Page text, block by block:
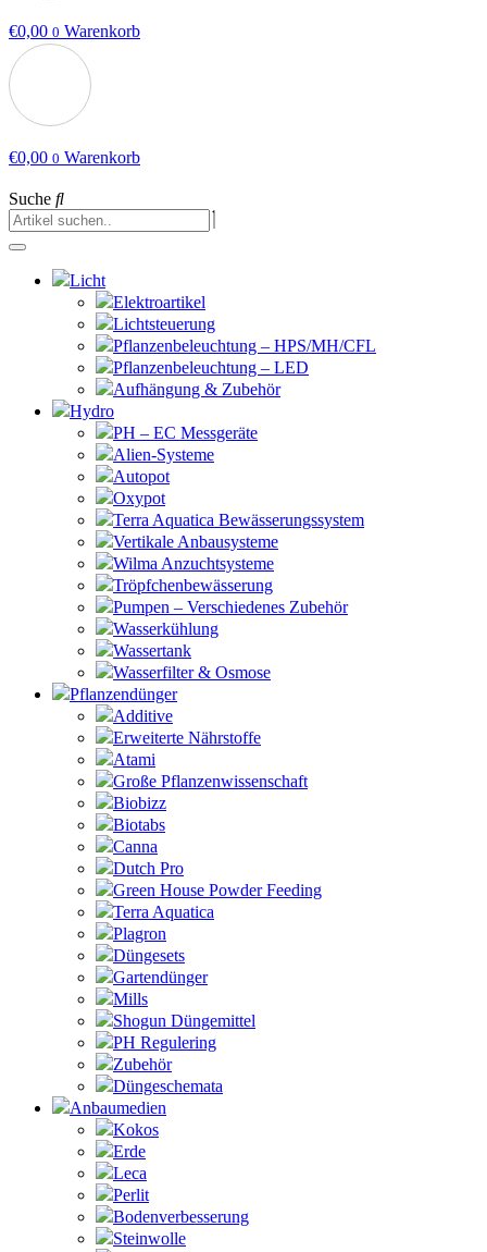
€0,00 0 Warenkorb
€0,00 0 Warenkorb
Suche
Licht
Elektroartikel
Lichtsteuerung
Pflanzenbeleuchtung – HPS/MH/CFL
Pflanzenbeleuchtung – LED
Aufhängung & Zubehör
Hydro
PH – EC Messgeräte
Alien-Systeme
Autopot
Oxypot
Terra Aquatica Bewässerungssystem
Vertikale Anbausysteme
Wilma Anzuchtsysteme
Tröpfchenbewässerung
Pumpen – Verschiedenes Zubehör
Wasserkühlung
Wassertank
Wasserfilter & Osmose
Pflanzendünger
Additive
Erweiterte Nährstoffe
Atami
Große Pflanzenwissenschaft
Biobizz
Biotabs
Canna
Dutch Pro
Green House Powder Feeding
Terra Aquatica
Plagron
Düngesets
Gartendünger
Mills
Shogun Düngemittel
PH Regulering
Zubehör
Düngeschemata
Anbaumedien
Kokos
Erde
Leca
Perlit
Bodenverbesserung
Steinwolle